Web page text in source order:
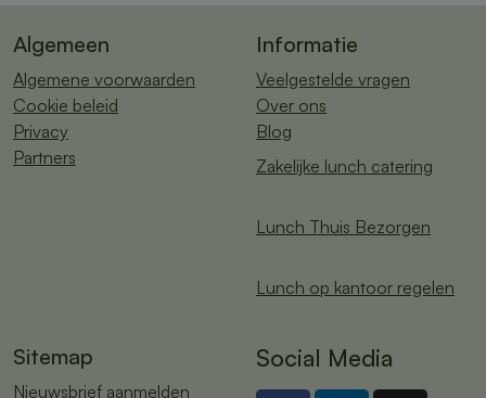
Algemeen
Algemene voorwaarden
Cookie beleid
Privacy
Partners
Informatie
Veelgestelde vragen
Over ons
Blog
Zakelijke lunch catering
Lunch Thuis Bezorgen
Lunch op kantoor regelen
Sitemap
Nieuwsbrief aanmelden
Social Media